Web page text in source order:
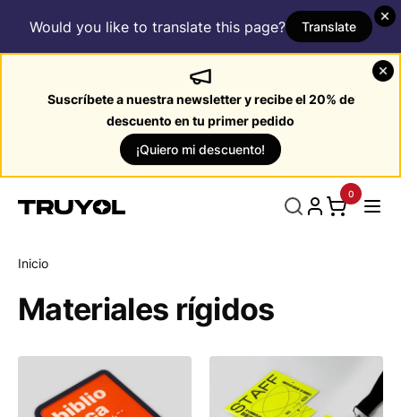
Would you like to translate this page? Translate
Suscríbete a nuestra newsletter y recibe el 20% de
descuento en tu primer pedido
¡Quiero mi descuento!
0
Inicio
Materiales rígidos